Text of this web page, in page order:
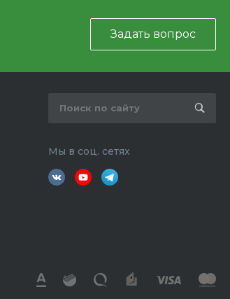
Задать вопрос
Мы в соц. сетях